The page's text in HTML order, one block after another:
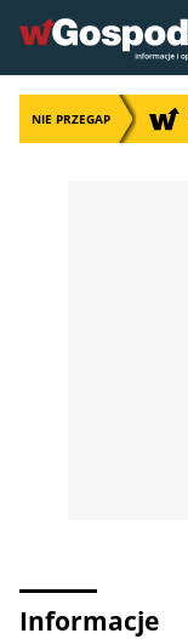
NIE PRZEGAP
Informacje